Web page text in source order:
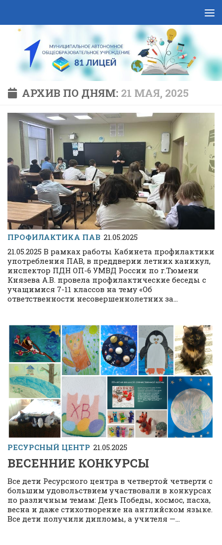
АРХИВ ПО ДНЯМ: 21 МАЯ, 2025
ПРОФИЛАКТИКА ПАВ 21.05.2025
21.05.2025 В рамках работы Кабинета профилактики
употребления ПАВ, в преддверии летних каникул,
инспектор ПДН ОП-6 УМВД России по г.Тюмени
Князева А.В. провела профилактические беседы с
учащимися 7-11 классов на тему «Об
ответственности несовершеннолетних за...
РЕСУРСНЫЙ ЦЕНТР 21.05.2025
ВЕСЕННИЕ КОНКУРСЫ
Все дети Ресурсного центра в четвертой четверти с
большим удовольствием участвовали в конкурсах
по различным темам: День Победы, космос, пасха,
весна и даже стихотворение на английском языке.
Все дети получили дипломы, а учителя —...